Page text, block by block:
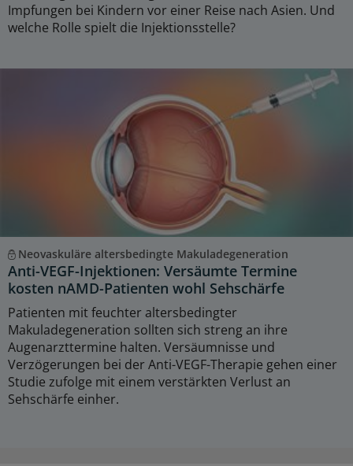
Impfungen bei Kindern vor einer Reise nach Asien. Und
welche Rolle spielt die Injektionsstelle?
Neovaskuläre altersbedingte Makuladegeneration
Anti-VEGF-Injektionen: Versäumte Termine
kosten nAMD-Patienten wohl Sehschärfe
Patienten mit feuchter altersbedingter
Makuladegeneration sollten sich streng an ihre
Augenarzttermine halten. Versäumnisse und
Verzögerungen bei der Anti-VEGF-Therapie gehen einer
Studie zufolge mit einem verstärkten Verlust an
Sehschärfe einher.